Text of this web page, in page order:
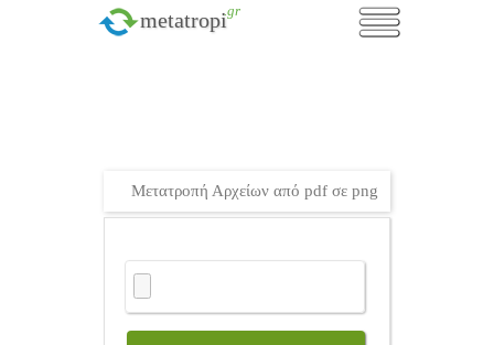
metatropi.gr
Μετατροπή Αρχείων από pdf σε png